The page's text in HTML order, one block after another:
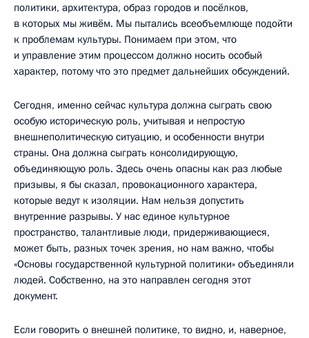
политики, архитектура, образ городов и посёлков,
в которых мы живём. Мы пытались всеобъемлюще подойти
к проблемам культуры. Понимаем при этом, что
и управление этим процессом должно носить особый
характер, потому что это предмет дальнейших обсуждений.
Сегодня, именно сейчас культура должна сыграть свою
особую историческую роль, учитывая и непростую
внешнеполитическую ситуацию, и особенности внутри
страны. Она должна сыграть консолидирующую,
объединяющую роль. Здесь очень опасны как раз любые
призывы, я бы сказал, провокационного характера,
которые ведут к изоляции. Нам нельзя допустить
внутренние разрывы. У нас единое культурное
пространство, талантливые люди, придерживающиеся,
может быть, разных точек зрения, но нам важно, чтобы
«Основы государственной культурной политики» объединяли
людей. Собственно, на это направлен сегодня этот
документ.
Если говорить о внешней политике, то видно, и, наверное,